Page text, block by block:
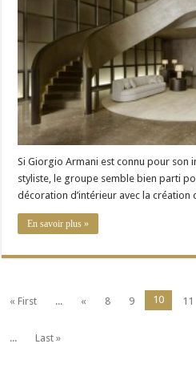
Si Giorgio Armani est connu pour son
styliste, le groupe semble bien parti
décoration d’intérieur avec la création
En savoir plus »
« First ... « 8 9 10 11
...
Last »